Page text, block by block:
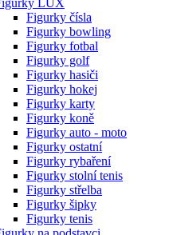
LUX
Figurky čísla
Figurky bowling
Figurky fotbal
Figurky golf
Figurky hasiči
Figurky hokej
Figurky karty
Figurky koně
Figurky auto - moto
Figurky ostatní
Figurky rybaření
Figurky stolní tenis
Figurky střelba
Figurky šipky
Figurky tenis